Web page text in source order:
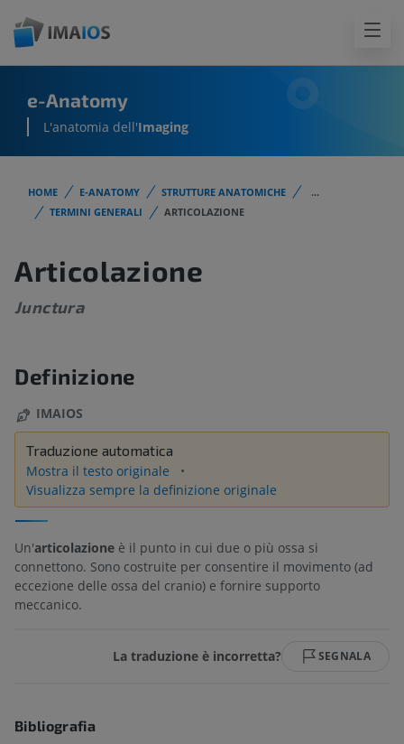
e-Anatomy
L'anatomia dell'Imaging
HOME E-ANATOMY STRUTTURE ANATOMICHE
...
TERMINI GENERALI
ARTICOLAZIONE
Articolazione
Junctura
Definizione
IMAIOS
Traduzione automatica
Mostra il testo originale
Visualizza sempre la definizione originale
Un'articolazione è il punto in cui due o più ossa si
connettono. Sono costruite per consentire il movimento (ad
eccezione delle ossa del cranio) e fornire supporto
meccanico.
La traduzione è incorretta? SEGNALA
Bibliografia